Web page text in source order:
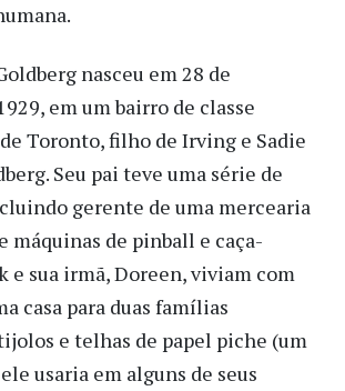
nasceu em 28 de
em um bairro de classe
Toronto, filho de Irving e Sadie
Seu pai teve uma série de
gerente de uma mercearia
máquinas de pinball e caça-
e sua irmã, Doreen, viviam com
casa para duas famílias
e telhas de papel piche (um
usaria em alguns de seus